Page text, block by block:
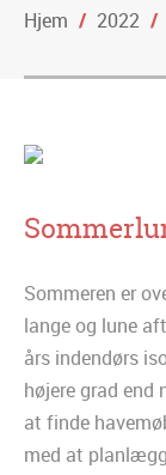
Hjem / 2022 /
Sommeren er
lange og lune
års indendørs
højere grad end
at finde
med at